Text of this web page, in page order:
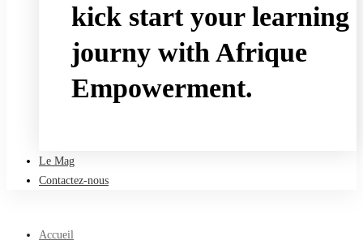
kick start your learning
journy with Afrique
Empowerment.
Le Mag
Contactez-nous
Accueil